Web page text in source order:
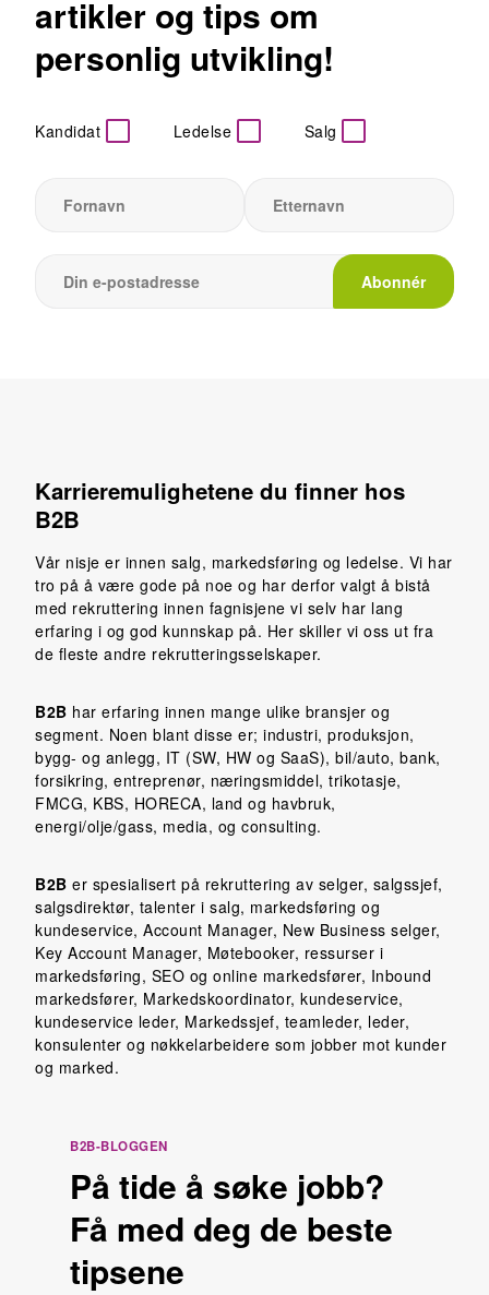
artikler og tips om
personlig utvikling!
Kandidat Ledelse Salg
Karrieremulighetene du finner hos
B2B
Vår nisje er innen salg, markedsføring og ledelse. Vi har
tro på å være gode på noe og har derfor valgt å bistå
med rekruttering innen fagnisjene vi selv har lang
erfaring i og god kunnskap på. Her skiller vi oss ut fra
de fleste andre rekrutteringsselskaper.
B2B har erfaring innen mange ulike bransjer og
segment. Noen blant disse er; industri, produksjon,
bygg- og anlegg, IT (SW, HW og SaaS), bil/auto, bank,
forsikring, entreprenør, næringsmiddel, trikotasje,
FMCG, KBS, HORECA, land og havbruk,
energi/olje/gass, media, og consulting.
B2B er spesialisert på rekruttering av selger, salgssjef,
salgsdirektør, talenter i salg, markedsføring og
kundeservice, Account Manager, New Business selger,
Key Account Manager, Møtebooker, ressurser i
markedsføring, SEO og online markedsfører, Inbound
markedsfører, Markedskoordinator, kundeservice,
kundeservice leder, Markedssjef, teamleder, leder,
konsulenter og nøkkelarbeidere som jobber mot kunder
og marked.
B2B-BLOGGEN
På tide å søke jobb?
Få med deg de beste
tipsene